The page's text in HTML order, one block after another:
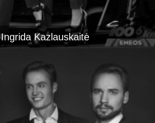
Ingrida Kazlauskaitė